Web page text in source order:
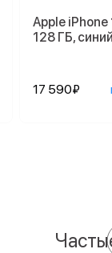
Apple iPhone
128 ГБ, синий
17 590₽